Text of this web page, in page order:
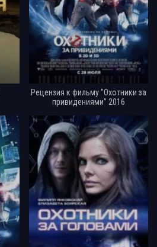
Рецензия к фильму "Охотники за
привидениями" 2016